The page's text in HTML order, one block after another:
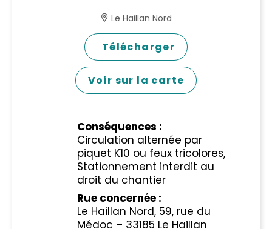
Le Haillan Nord
Télécharger
Voir sur la carte
Conséquences :
Circulation alternée par
piquet K10 ou feux tricolores,
Stationnement interdit au
droit du chantier
Rue concernée :
Le Haillan Nord, 59, rue du
Médoc – 33185 Le Haillan